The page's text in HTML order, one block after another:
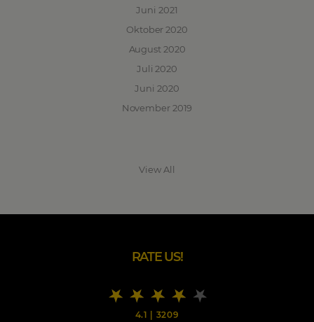
Juni 2021
Oktober 2020
August 2020
Juli 2020
Juni 2020
November 2019
View All
RATE US!
4.1 3209